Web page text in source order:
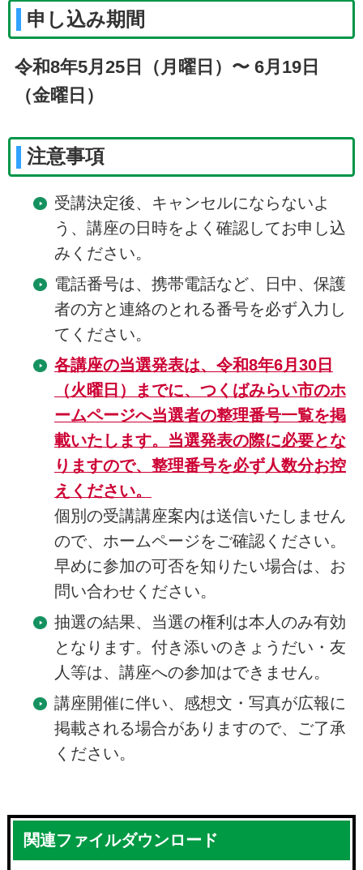
申し込み期間
令和8年5月25日（月曜日）〜 6月19日
（金曜日）
注意事項
受講決定後、キャンセルにならないよ
う、講座の日時をよく確認してお申し込
みください。
電話番号は、携帯電話など、日中、保護
者の方と連絡のとれる番号を必ず入力し
てください。
各講座の当選発表は、令和8年6月30日
（火曜日）までに、つくばみらい市のホ
ームページへ当選者の整理番号一覧を掲
載いたします。当選発表の際に必要とな
りますので、整理番号を必ず人数分お控
えください。
個別の受講講座案内は送信いたしません
ので、ホームページをご確認ください。
早めに参加の可否を知りたい場合は、お
問い合わせください。
抽選の結果、当選の権利は本人のみ有効
となります。付き添いのきょうだい・友
人等は、講座への参加はできません。
講座開催に伴い、感想文・写真が広報に
掲載される場合がありますので、ご了承
ください。
関連ファイルダウンロード